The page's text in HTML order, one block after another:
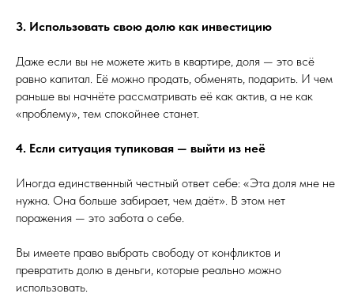
3. Использовать свою долю как инвестицию
Даже если вы не можете жить в квартире, доля — это всё
равно капитал. Её можно продать, обменять, подарить. И чем
раньше вы начнёте рассматривать её как актив, а не как
«проблему», тем спокойнее станет.
4. Если ситуация тупиковая — выйти из неё
Иногда единственный честный ответ себе: «Эта доля мне не
нужна. Она больше забирает, чем даёт». В этом нет
поражения — это забота о себе.
Вы имеете право выбрать свободу от конфликтов и
превратить долю в деньги, которые реально можно
использовать.